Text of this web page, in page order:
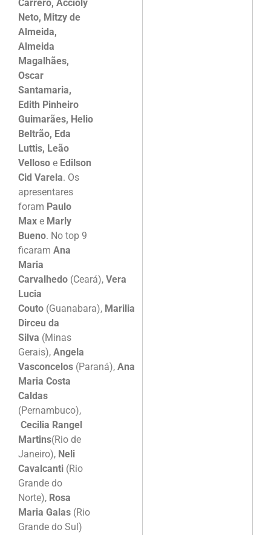
Carrero, Accioly
Neto, Mitzy de
Almeida,
Almeida
Magalhães,
Oscar
Santamaria,
Edith Pinheiro
Guimarães, Helio
Beltrão, Eda
Luttis, Leão
Velloso e Edilson
Cid Varela. Os
apresentares
foram Paulo
Max e Marly
Bueno. No top 9
ficaram Ana
Maria
Carvalhedo (Ceará), Vera
Lucia
Couto (Guanabara), Marilia
Dirceu da
Silva (Minas
Gerais), Angela
Vasconcelos (Paraná), Ana
Maria Costa
Caldas
(Pernambuco),
Cecilia Rangel
Martins(Rio de
Janeiro), Neli
Cavalcanti (Rio
Grande do
Norte), Rosa
Maria Galas (Rio
Grande do Sul)